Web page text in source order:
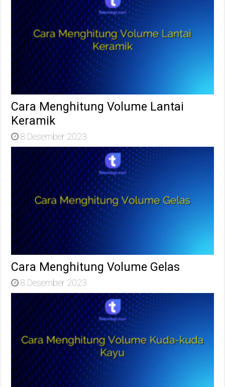
Cara Menghitung Volume Lantai
Keramik
8 Desember 2023
Cara Menghitung Volume Gelas
8 Desember 2023